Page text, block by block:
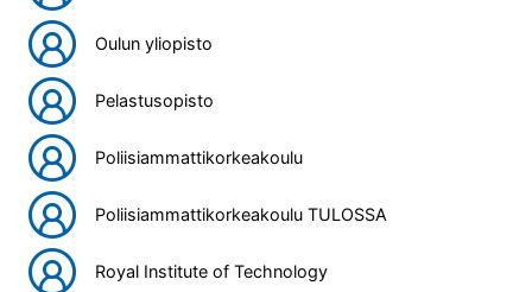
Oulun yliopisto
Pelastusopisto
Poliisiammattikorkeakoulu
Poliisiammattikorkeakoulu TULOSSA
Royal Institute of Technology